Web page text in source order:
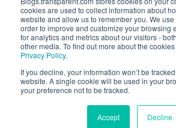
cookies are used to collect information about
website and allow us to remember you. We
order to improve and customize your browsing
for analytics and metrics about our visitors -
other media. To find out more about the
Privacy Policy.
If you decline, your information won’t be
website. A single cookie will be used in your
your preference not to be tracked.
Accept Decline
61 Spit Brook Rd,
Nashua, NH 03060
(603) 262-6300
© 2026 Transparent Language, Inc. All